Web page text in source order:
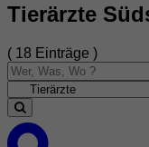
Tierärzte
( 18 Einträge )